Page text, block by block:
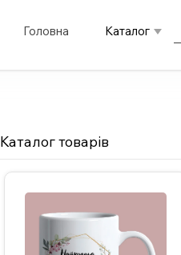
Головна Каталог
Каталог товарів